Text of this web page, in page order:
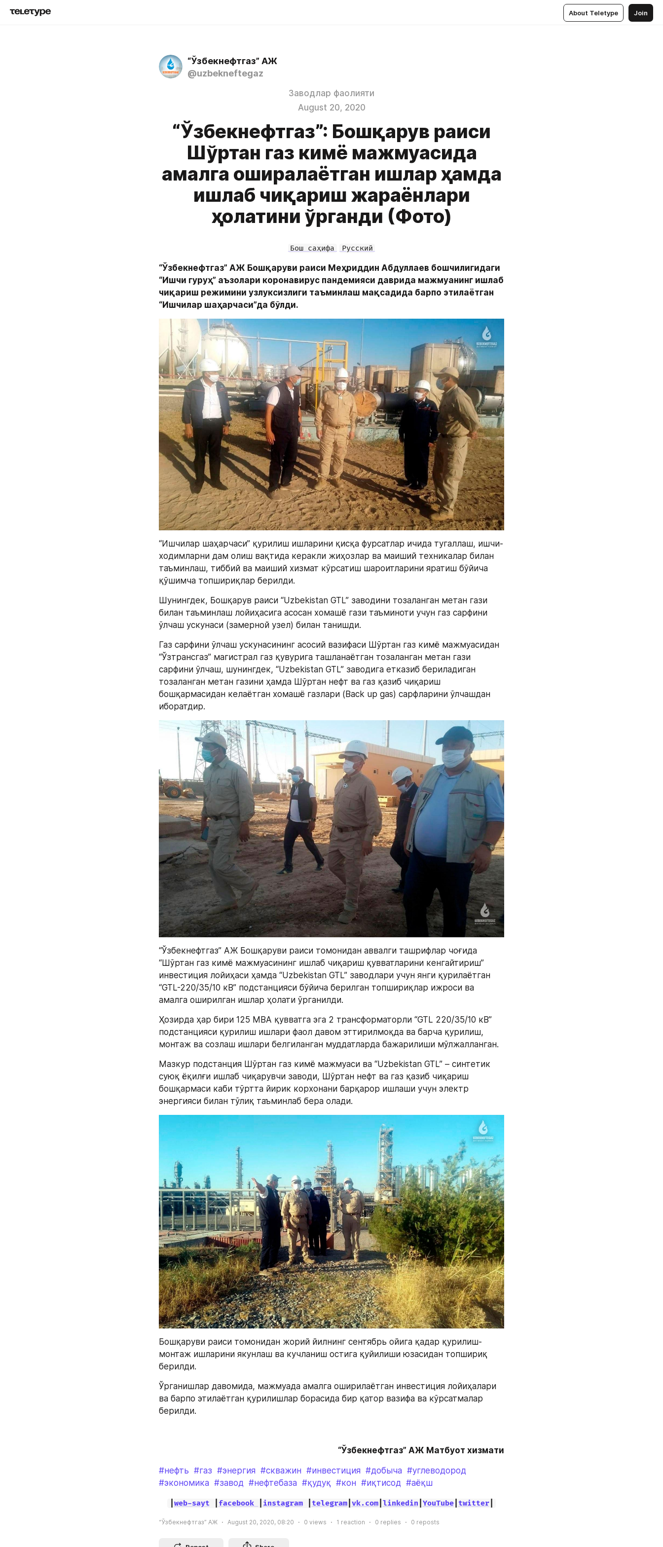
About Teletype Join
“Ўзбекнефтгаз” АЖ
@uzbekneftegaz
Заводлар фаолияти
August 20, 2020
“Ўзбекнефтгаз”: Бошқарув раиси
Шўртан газ кимё мажмуасида
амалга оширалаётган ишлар ҳамда
ишлаб чиқариш жараёнлари
ҳолатини ўрганди (Фото)
Бош саҳифа Русский
“Ўзбекнефтгаз” АЖ Бошқаруви раиси Меҳриддин Абдуллаев бошчилигидаги
“Ишчи гуруҳ” аъзолари коронавирус пандемияси даврида мажмуанинг ишлаб
чиқариш режимини узлуксизлиги таъминлаш мақсадида барпо этилаётган
“Ишчилар шаҳарчаси”да бўлди.
“Ишчилар шаҳарчаси” қурилиш ишларини қисқа фурсатлар ичида тугаллаш, ишчи-
ходимларни дам олиш вақтида керакли жиҳозлар ва маиший техникалар билан
таъминлаш, тиббий ва маиший хизмат кўрсатиш шароитларини яратиш бўйича
қўшимча топшириқлар берилди.
Шунингдек, Бошқарув раиси “Uzbekistan GTL” заводини тозаланган метан гази
билан таъминлаш лойиҳасига асосан хомашё гази таъминоти учун газ сарфини
ўлчаш ускунаси (замерной узел) билан танишди.
Газ сарфини ўлчаш ускунасининг асосий вазифаси Шўртан газ кимё мажмуасидан
“Ўзтрансгаз” магистрал газ қувурига ташланаётган тозаланган метан гази
сарфини ўлчаш, шунингдек, “Uzbekistan GTL” заводига етказиб бериладиган
тозаланган метан газини ҳамда Шўртан нефт ва газ қазиб чиқариш
бошқармасидан келаётган хомашё газлари (Back up gas) сарфларини ўлчашдан
иборатдир.
“Ўзбекнефтгаз” АЖ Бошқаруви раиси томонидан аввалги ташрифлар чоғида
“Шўртан газ кимё мажмуасининг ишлаб чиқариш қувватларини кенгайтириш”
инвестиция лойиҳаси ҳамда “Uzbekistan GTL” заводлари учун янги қурилаётган
“GTL-220/35/10 кВ” подстанцияси бўйича берилган топшириқлар ижроси ва
амалга оширилган ишлар ҳолати ўрганилди.
Ҳозирда ҳар бири 125 МВА қувватга эга 2 трансформаторли “GTL 220/35/10 кВ”
подстанцияси қурилиш ишлари фаол давом эттирилмоқда ва барча қурилиш,
монтаж ва созлаш ишлари белгиланган муддатларда бажарилиши мўлжалланган.
Мазкур подстанция Шўртан газ кимё мажмуаси ва “Uzbekistan GTL” – синтетик
суюқ ёқилғи ишлаб чиқарувчи заводи, Шўртан нефт ва газ қазиб чиқариш
бошқармаси каби тўртта йирик корхонани барқарор ишлаши учун электр
энергияси билан тўлиқ таъминлаб бера олади.
Бошқаруви раиси томонидан жорий йилнинг сентябрь ойига қадар қурилиш-
монтаж ишларини якунлаш ва кучланиш остига қуйилиши юзасидан топшириқ
берилди.
Ўрганишлар давомида, мажмуада амалга оширилаётган инвестиция лойиҳалари
ва барпо этилаётган қурилишлар борасида бир қатор вазифа ва кўрсатмалар
берилди.
“Ўзбекнефтгаз” АЖ Матбуот хизмати
#нефть #газ #энергия #скважин #инвестиция #добыча #углеводород
#экономика #завод #нефтебаза #қудуқ #кон #иқтисод #аёқш
web-sayt facebook instagram | telegram| vk.com| linkedin YouTube| twitter|
“Ўзбекнефтгаз” АЖ August 20, 2020, 08:20 0 views 1 reaction 0 replies 0 reposts